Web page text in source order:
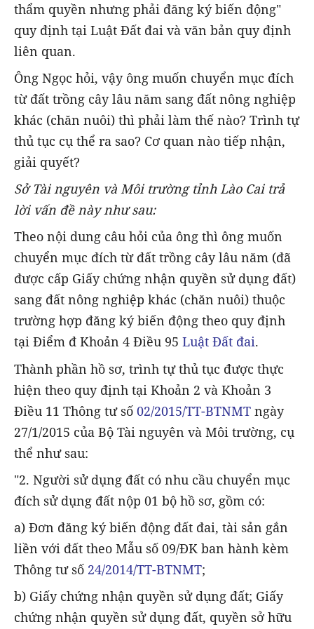
thẩm quyền nhưng phải đăng ký biến động"
quy định tại Luật Đất đai và văn bản quy định
liên quan.
Ông Ngọc hỏi, vậy ông muốn chuyển mục đích
từ đất trồng cây lâu năm sang đất nông nghiệp
khác (chăn nuôi) thì phải làm thế nào? Trình tự
thủ tục cụ thể ra sao? Cơ quan nào tiếp nhận,
giải quyết?
Sở Tài nguyên và Môi trường tỉnh Lào Cai trả
lời vấn đề này như sau:
Theo nội dung câu hỏi của ông thì ông muốn
chuyển mục đích từ đất trồng cây lâu năm (đã
được cấp Giấy chứng nhận quyền sử dụng đất)
sang đất nông nghiệp khác (chăn nuôi) thuộc
trường hợp đăng ký biến động theo quy định
tại Điểm đ Khoản 4 Điều 95 Luật Đất đai.
Thành phần hồ sơ, trình tự thủ tục được thực
hiện theo quy định tại Khoản 2 và Khoản 3
Điều 11 Thông tư số 02/2015/TT-BTNMT ngày
27/1/2015 của Bộ Tài nguyên và Môi trường, cụ
thể như sau:
"2. Người sử dụng đất có nhu cầu chuyển mục
đích sử dụng đất nộp 01 bộ hồ sơ, gồm có:
a) Đơn đăng ký biến động đất đai, tài sản gắn
liền với đất theo Mẫu số 09/ĐK ban hành kèm
Thông tư số 24/2014/TT-BTNMT;
b) Giấy chứng nhận quyền sử dụng đất; Giấy
chứng nhận quyền sử dụng đất, quyền sở hữu